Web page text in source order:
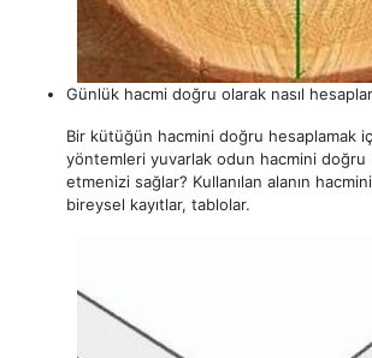
Günlük hacmi doğru olarak nasıl
Bir kütüğün hacmini doğru hesaplamak
yöntemleri yuvarlak odun hacmini doğru
etmenizi sağlar? Kullanılan alanın
bireysel kayıtlar, tablolar.